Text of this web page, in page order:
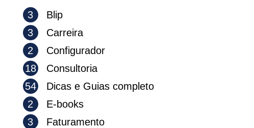
3
Blip
3
Carreira
2
Configurador
18
Consultoria
54
Dicas e Guias completo
2
E-books
3
Faturamento